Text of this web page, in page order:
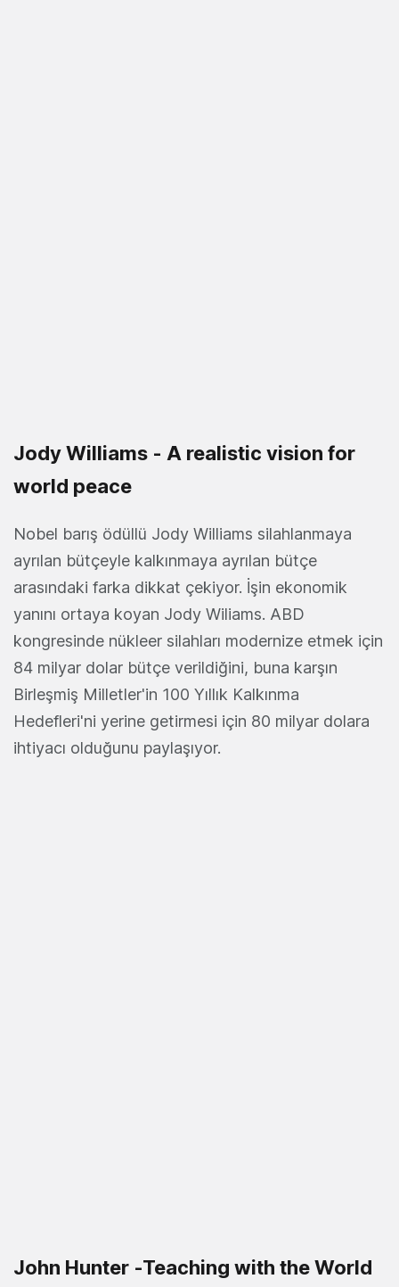
Jody Williams - A realistic vision for
world peace
Nobel barış ödüllü Jody Williams silahlanmaya
ayrılan bütçeyle kalkınmaya ayrılan bütçe
arasındaki farka dikkat çekiyor. İşin ekonomik
yanını ortaya koyan Jody Wiliams. ABD
kongresinde nükleer silahları modernize etmek için
84 milyar dolar bütçe verildiğini, buna karşın
Birleşmiş Milletler'in 100 Yıllık Kalkınma
Hedefleri'ni yerine getirmesi için 80 milyar dolara
ihtiyacı olduğunu paylaşıyor.
John Hunter -Teaching with the World